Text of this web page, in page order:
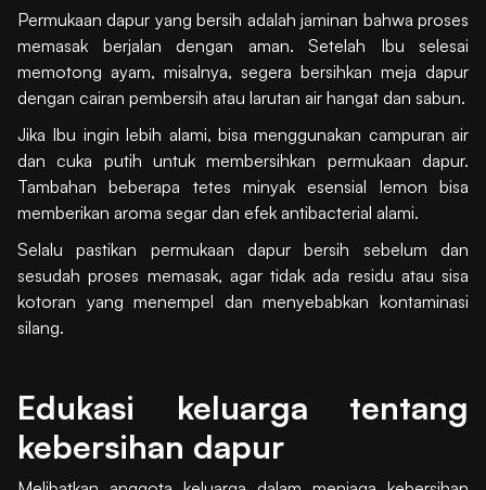
Permukaan dapur yang bersih adalah jaminan bahwa proses
memasak berjalan dengan aman. Setelah Ibu selesai
memotong ayam, misalnya, segera bersihkan meja dapur
dengan cairan pembersih atau larutan air hangat dan sabun.
Jika Ibu ingin lebih alami, bisa menggunakan campuran air
dan cuka putih untuk membersihkan permukaan dapur.
Tambahan beberapa tetes minyak esensial lemon bisa
memberikan aroma segar dan efek antibacterial alami.
Selalu pastikan permukaan dapur bersih sebelum dan
sesudah proses memasak, agar tidak ada residu atau sisa
kotoran yang menempel dan menyebabkan kontaminasi
silang.
Edukasi keluarga tentang
kebersihan dapur